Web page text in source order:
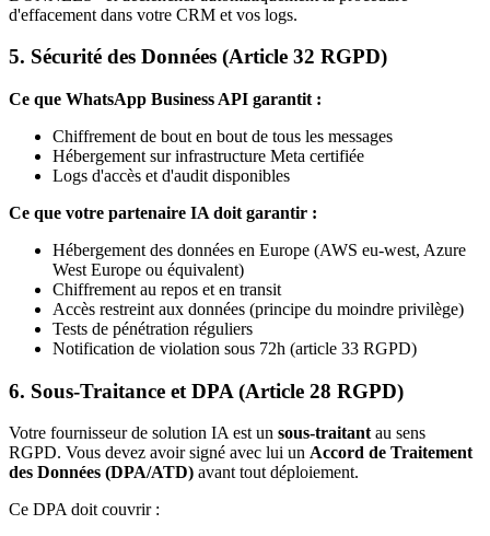
d'effacement dans votre CRM et vos logs.
5. Sécurité des Données (Article 32 RGPD)
Ce que WhatsApp Business API garantit :
Chiffrement de bout en bout de tous les messages
Hébergement sur infrastructure Meta certifiée
Logs d'accès et d'audit disponibles
Ce que votre partenaire IA doit garantir :
Hébergement des données en Europe (AWS eu-west, Azure
West Europe ou équivalent)
Chiffrement au repos et en transit
Accès restreint aux données (principe du moindre privilège)
Tests de pénétration réguliers
Notification de violation sous 72h (article 33 RGPD)
6. Sous-Traitance et DPA (Article 28 RGPD)
Votre fournisseur de solution IA est un sous-traitantau sens
RGPD. Vous devez avoir signé avec lui un Accord de Traitement
des Données (DPA/ATD) avant tout déploiement.
Ce DPA doit couvrir :